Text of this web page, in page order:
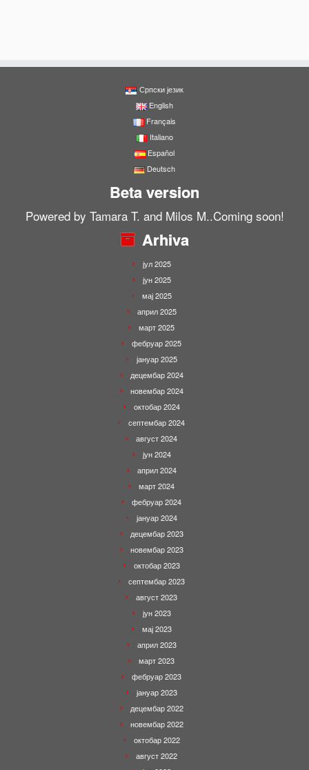
Српски језик
English
Français
Italiano
Español
Deutsch
Beta version
Powered by Tamara T. and Milos M..Coming soon!
Arhiva
јул 2025
јун 2025
мај 2025
април 2025
март 2025
фебруар 2025
јануар 2025
децембар 2024
новембар 2024
октобар 2024
септембар 2024
август 2024
јун 2024
април 2024
март 2024
фебруар 2024
јануар 2024
децембар 2023
новембар 2023
октобар 2023
септембар 2023
август 2023
јун 2023
мај 2023
април 2023
март 2023
фебруар 2023
јануар 2023
децембар 2022
новембар 2022
октобар 2022
август 2022